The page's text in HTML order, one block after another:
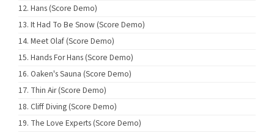
Hans (Score Demo)
It Had To Be Snow (Score Demo)
Meet Olaf (Score Demo)
Hands For Hans (Score Demo)
Oaken's Sauna (Score Demo)
Thin Air (Score Demo)
Cliff Diving (Score Demo)
The Love Experts (Score Demo)